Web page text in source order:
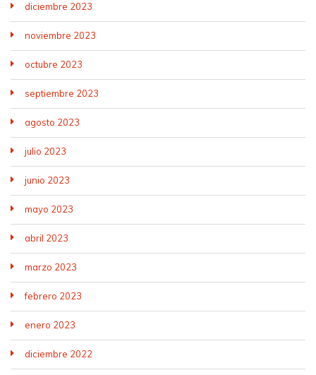
diciembre 2023
noviembre 2023
octubre 2023
septiembre 2023
agosto 2023
julio 2023
junio 2023
mayo 2023
abril 2023
marzo 2023
febrero 2023
enero 2023
diciembre 2022